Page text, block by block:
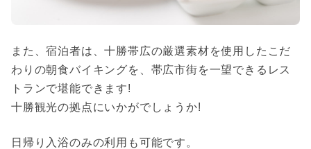
また、宿泊者は、十勝帯広の厳選素材を使用したこだ
わりの朝食バイキングを、帯広市街を一望できるレス
トランで堪能できます!
十勝観光の拠点にいかがでしょうか!
日帰り入浴のみの利用も可能です。